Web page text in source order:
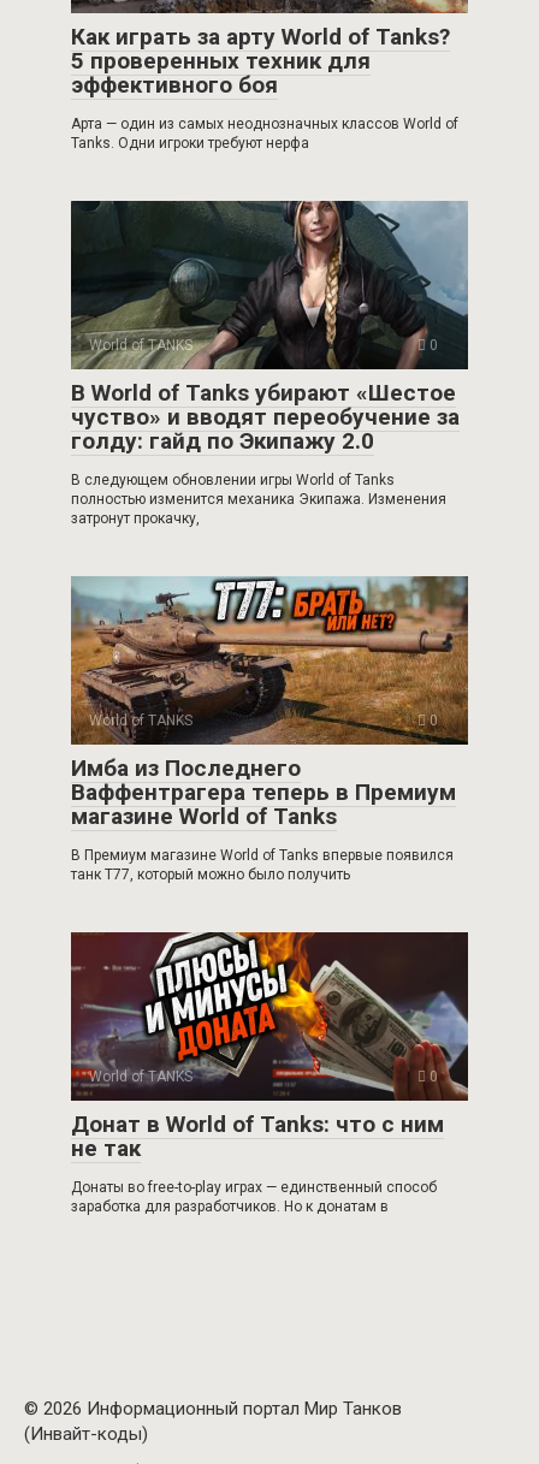
Как играть за арту World of Tanks?
5 проверенных техник для
эффективного боя
Арта — один из самых неоднозначных классов World of
Tanks. Одни игроки требуют нерфа
World of TANKS 0
В World of Tanks убирают «Шестое
чуство» и вводят переобучение за
голду: гайд по Экипажу 2.0
В следующем обновлении игры World of Tanks
полностью изменится механика Экипажа. Изменения
затронут прокачку,
World of TANKS 0
Имба из Последнего
Ваффентрагера теперь в Премиум
магазине World of Tanks
В Премиум магазине World of Tanks впервые появился
танк Т77, который можно было получить
World of TANKS 0
Донат в World of Tanks: что с ним
не так
Донаты во free-to-play играх — единственный способ
заработка для разработчиков. Но к донатам в
© 2026 Информационный портал Мир Танков
(Инвайт-коды)